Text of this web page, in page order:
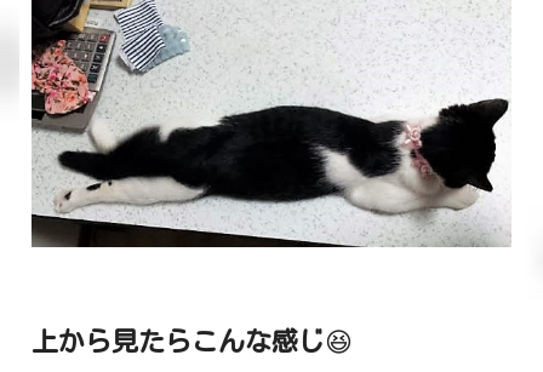
上から見たらこんな感じ😆